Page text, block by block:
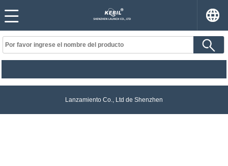
Lanzamiento Co., Ltd de Shenzhen